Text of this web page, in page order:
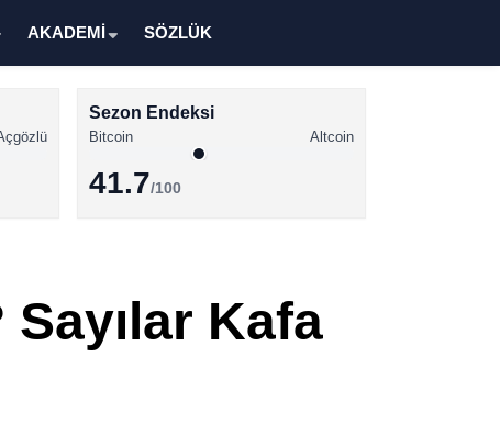
Altcoin Haberleri
AKADEMİ SÖZLÜK
Sezon Endeksi
Bitcoin Altcoin
41.7/100
Kafa